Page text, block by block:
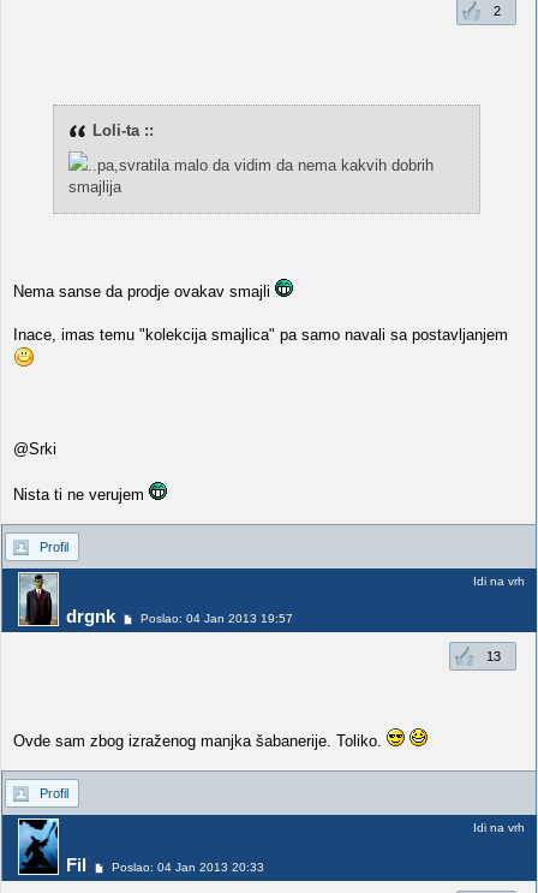
2
Loli-ta ::
..pa,svratila malo da vidim da nema kakvih dobrih
smajlija
Nema sanse da prodje ovakav smajli
Inace, imas temu "kolekcija smajlica" pa samo navali sa postavljanjem
@Srki
Nista ti ne verujem
Profil
drgnk Poslao: 04 Jan 2013 19:57
Idi na vrh
13
Ovde sam zbog izraženog manjka šabanerije. Toliko.
Profil
Fil Poslao: 04 Jan 2013 20:33
Idi na vrh